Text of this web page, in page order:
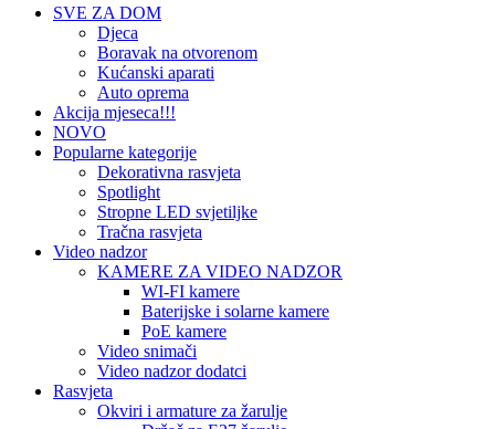
SVE ZA DOM
Djeca
Boravak na otvorenom
Kućanski aparati
Auto oprema
Akcija mjeseca!!!
NOVO
Popularne kategorije
Dekorativna rasvjeta
Spotlight
Stropne LED svjetiljke
Tračna rasvjeta
Video nadzor
KAMERE ZA VIDEO NADZOR
WI-FI kamere
Baterijske i solarne kamere
PoE kamere
Video snimači
Video nadzor dodatci
Rasvjeta
Okviri i armature za žarulje